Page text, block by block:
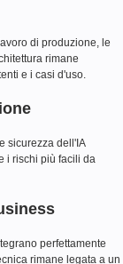
di produzione, le
rimane
e i casi d'uso.
sicurezza dell'IA
i rischi più facili da
perfettamente
rimane legata a un